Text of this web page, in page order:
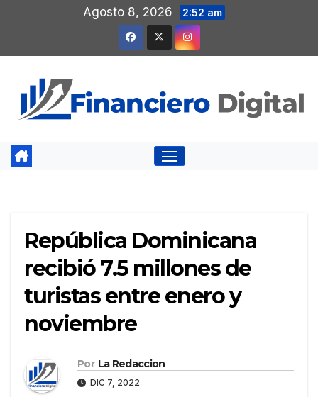
contenido
Agosto 8, 2026 2:52 am
República Dominicana
recibió 7.5 millones de
turistas entre enero y
noviembre
Por La Redaccion
DIC 7, 2022